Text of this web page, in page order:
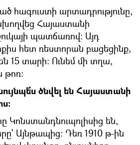
հագուստի արտադրությունը,
Հայաստանի
պատճառով: Այդ
հետ ռեստորան բացեցինք,
15 տարի: Ունեմ մի տղա,
թոռ:
ծնվել են Հայաստանի
Կոնստանդնուպոլիսից են,
Այնթապից: Դեռ 1910 թ-ին